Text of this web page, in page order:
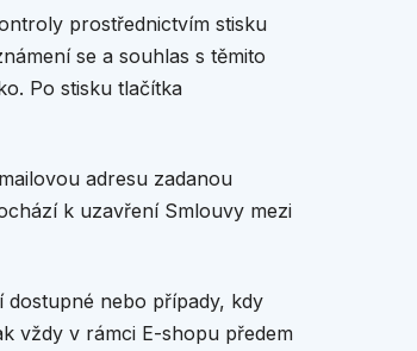
prostřednictvím stisku
se a souhlas s těmito
Po stisku tlačítka
adresu zadanou
k uzavření Smlouvy mezi
dostupné nebo případy, kdy
vždy v rámci E-shopu předem